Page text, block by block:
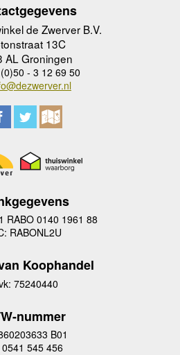
de Zwerver B.V.
13C
AL Groningen
- 3 12 69 50
RABO 0140 1961 88
RABONL2U
Koophandel
75240440
nummer
B01
0541 545 456